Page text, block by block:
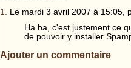
1. Le mardi 3 avril 2007 à 15:05,
Ha ba, c'est justement ce
de pouvoir y installer
Ajouter un commentaire